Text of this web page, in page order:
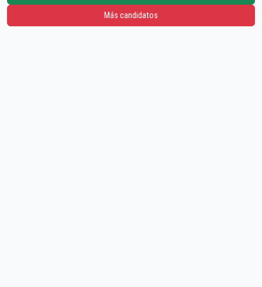
Más candidatos